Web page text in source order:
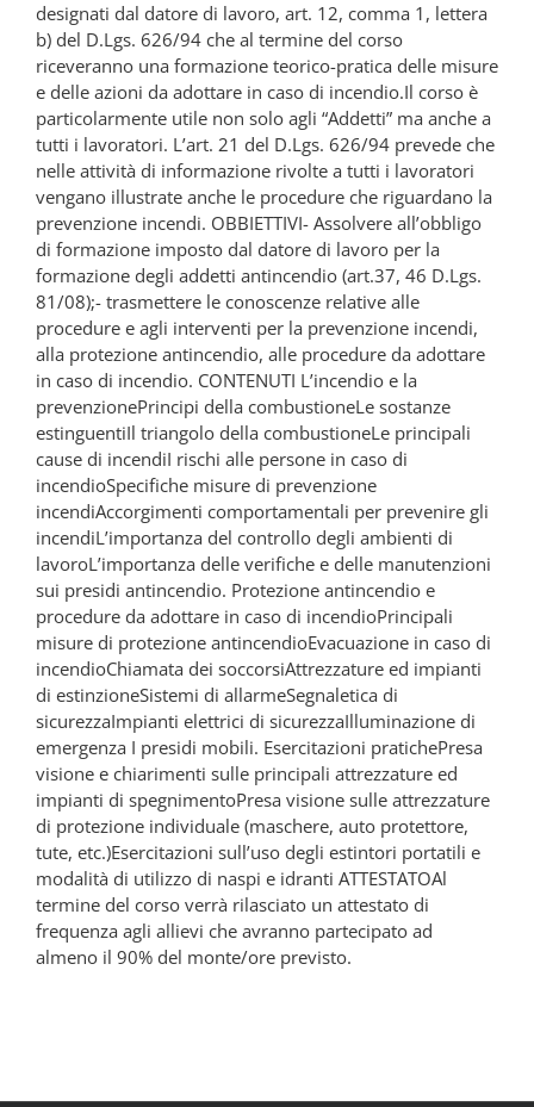
designati dal datore di lavoro, art. 12, comma 1, lettera
b) del D.Lgs. 626/94 che al termine del corso
riceveranno una formazione teorico-pratica delle misure
e delle azioni da adottare in caso di incendio.Il corso è
particolarmente utile non solo agli “Addetti” ma anche a
tutti i lavoratori. L’art. 21 del D.Lgs. 626/94 prevede che
nelle attività di informazione rivolte a tutti i lavoratori
vengano illustrate anche le procedure che riguardano la
prevenzione incendi. OBBIETTIVI- Assolvere all’obbligo
di formazione imposto dal datore di lavoro per la
formazione degli addetti antincendio (art.37, 46 D.Lgs.
81/08);- trasmettere le conoscenze relative alle
procedure e agli interventi per la prevenzione incendi,
alla protezione antincendio, alle procedure da adottare
in caso di incendio. CONTENUTI L’incendio e la
prevenzionePrincipi della combustioneLe sostanze
estinguentiIl triangolo della combustioneLe principali
cause di incendiI rischi alle persone in caso di
incendioSpecifiche misure di prevenzione
incendiAccorgimenti comportamentali per prevenire gli
incendiL’importanza del controllo degli ambienti di
lavoroL’importanza delle verifiche e delle manutenzioni
sui presidi antincendio. Protezione antincendio e
procedure da adottare in caso di incendioPrincipali
misure di protezione antincendioEvacuazione in caso di
incendioChiamata dei soccorsiAttrezzature ed impianti
di estinzioneSistemi di allarmeSegnaletica di
sicurezzaImpianti elettrici di sicurezzaIlluminazione di
emergenza I presidi mobili. Esercitazioni pratichePresa
visione e chiarimenti sulle principali attrezzature ed
impianti di spegnimentoPresa visione sulle attrezzature
di protezione individuale (maschere, auto protettore,
tute, etc.)Esercitazioni sull’uso degli estintori portatili e
modalità di utilizzo di naspi e idranti ATTESTATOAl
termine del corso verrà rilasciato un attestato di
frequenza agli allievi che avranno partecipato ad
almeno il 90% del monte/ore previsto.